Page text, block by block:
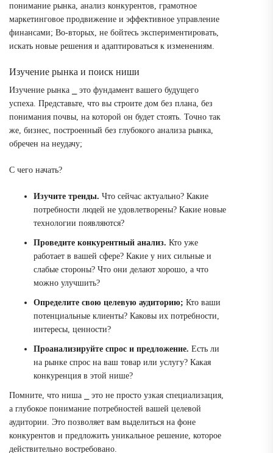
понимание рынка, анализ конкурентов, грамотное
маркетинговое продвижение и эффективное управление
финансами; Во-вторых, не бойтесь экспериментировать,
искать новые решения и адаптироваться к изменениям.
Изучение рынка и поиск ниши
Изучение рынка ⎯ это фундамент вашего будущего
успеха. Представьте, что вы строите дом без плана, без
понимания почвы, на которой он будет стоять. Точно так
же, бизнес, построенный без глубокого анализа рынка,
обречен на неудачу;
С чего начать?
Изучите тренды. Что сейчас актуально? Какие
потребности людей не удовлетворены? Какие новые
технологии появляются?
Проведите конкурентный анализ. Кто уже
работает в вашей сфере? Какие у них сильные и
слабые стороны? Что они делают хорошо, а что
можно улучшить?
Определите свою целевую аудиторию; Кто ваши
потенциальные клиенты? Каковы их потребности,
интересы, ценности?
Проанализируйте спрос и предложение. Есть ли
на рынке спрос на ваш товар или услугу? Какая
конкуренция в этой нише?
Помните, что ниша ⎯ это не просто узкая специализация,
а глубокое понимание потребностей вашей целевой
аудитории. Это позволяет вам выделиться на фоне
конкурентов и предложить уникальное решение, которое
действительно востребовано.